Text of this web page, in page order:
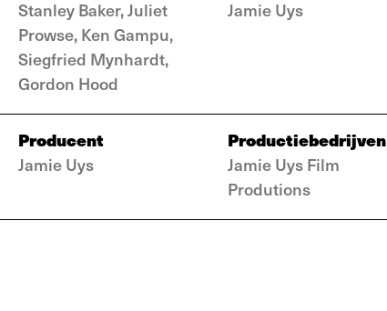
Stanley Baker, Juliet
Prowse, Ken Gampu,
Siegfried Mynhardt,
Gordon Hood
Jamie Uys
Producent
Jamie Uys
Productiebedrijven
Jamie Uys Film
Produtions